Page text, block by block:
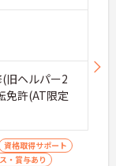
旧ヘルパー2
許(AT限定
資格取得サポート
・賞与あり